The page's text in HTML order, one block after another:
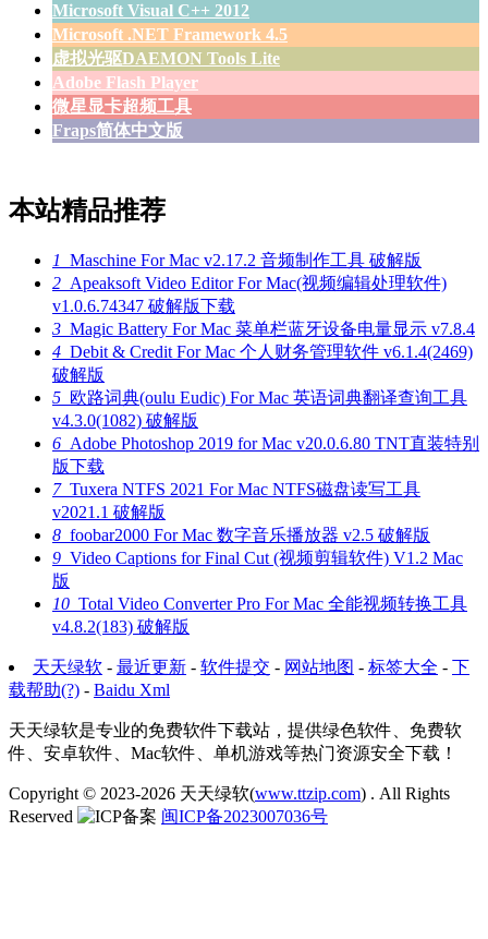
Microsoft Visual C++ 2012
Microsoft .NET Framework 4.5
虚拟光驱DAEMON Tools Lite
Adobe Flash Player
微星显卡超频工具
Fraps简体中文版
本站精品推荐
1 Maschine For Mac v2.17.2 音频制作工具 破解版
2 Apeaksoft Video Editor For Mac(视频编辑处理软件)
v1.0.6.74347 破解版下载
3 Magic Battery For Mac 菜单栏蓝牙设备电量显示 v7.8.4
4 Debit & Credit For Mac 个人财务管理软件 v6.1.4(2469)
破解版
5 欧路词典(oulu Eudic) For Mac 英语词典翻译查询工具
v4.3.0(1082) 破解版
6 Adobe Photoshop 2019 for Mac v20.0.6.80 TNT直装特别
版下载
7Tuxera NTFS 2021 For Mac NTFS磁盘读写工具
v2021.1 破解版
8 foobar2000 For Mac 数字音乐播放器 v2.5 破解版
9 Video Captions for Final Cut (视频剪辑软件) V1.2 Mac
版
10 Total Video Converter Pro For Mac 全能视频转换工具
v4.8.2(183) 破解版
天天绿软 - 最近更新 - 软件提交 - 网站地图 - 标签大全 - 下
载帮助(?) - Baidu Xml
天天绿软是专业的免费软件下载站，提供绿色软件、免费软
件、安卓软件、Mac软件、单机游戏等热门资源安全下载！
Copyright © 2023-2026 天天绿软(www.ttzip.com) . All Rights
Reserved
闽ICP备2023007036号